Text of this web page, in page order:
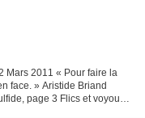
Mars 2011 « Pour faire la
face. » Aristide Briand
page 3 Flics et voyous,